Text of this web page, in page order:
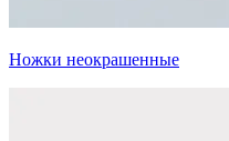
Ножки неокрашенные